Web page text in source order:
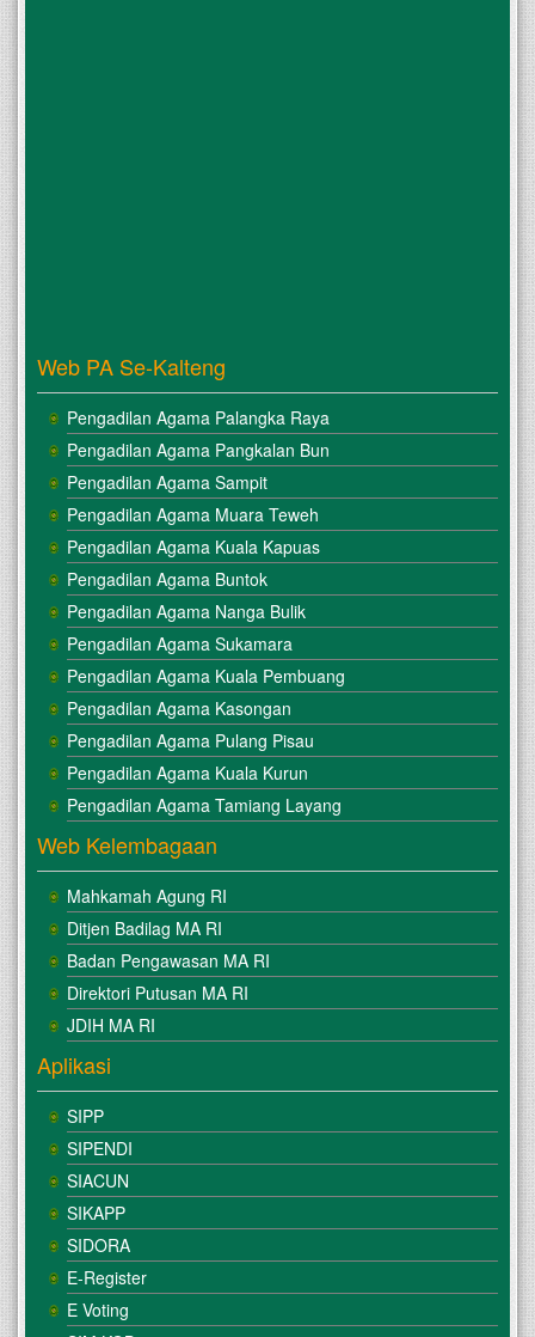
Web PA Se-Kalteng
Pengadilan Agama Palangka Raya
Pengadilan Agama Pangkalan Bun
Pengadilan Agama Sampit
Pengadilan Agama Muara Teweh
Pengadilan Agama Kuala Kapuas
Pengadilan Agama Buntok
Pengadilan Agama Nanga Bulik
Pengadilan Agama Sukamara
Pengadilan Agama Kuala Pembuang
Pengadilan Agama Kasongan
Pengadilan Agama Pulang Pisau
Pengadilan Agama Kuala Kurun
Pengadilan Agama Tamiang Layang
Web Kelembagaan
Mahkamah Agung RI
Ditjen Badilag MA RI
Badan Pengawasan MA RI
Direktori Putusan MA RI
JDIH MA RI
Aplikasi
SIPP
SIPENDI
SIACUN
SIKAPP
SIDORA
E-Register
E Voting